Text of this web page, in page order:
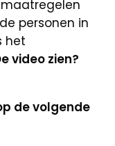
personen in
het
video zien?
de volgende